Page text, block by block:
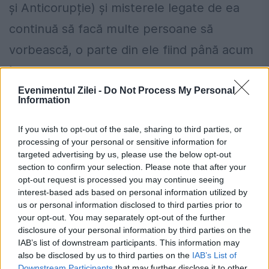
Evenimentul Zilei - Do Not Process My Personal
Information
If you wish to opt-out of the sale, sharing to third parties, or
processing of your personal or sensitive information for
targeted advertising by us, please use the below opt-out
section to confirm your selection. Please note that after your
opt-out request is processed you may continue seeing
interest-based ads based on personal information utilized by
us or personal information disclosed to third parties prior to
your opt-out. You may separately opt-out of the further
disclosure of your personal information by third parties on the
IAB’s list of downstream participants. This information may
also be disclosed by us to third parties on the IAB’s List of
și Anticorupție) și misterele legate de ea
continuă să facă multe persoane să
vorbească, o parte din ele fiind până acum
în afara jocului...